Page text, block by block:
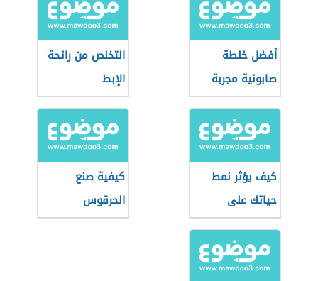
أفضل خلطة
صابونية مجربة
التخلص من رائحة
الإبط
كيف يؤثر نمط
حياتك على
طاقتك الإيجابية؟
كيفية صنع
الحرقوس
التونسي